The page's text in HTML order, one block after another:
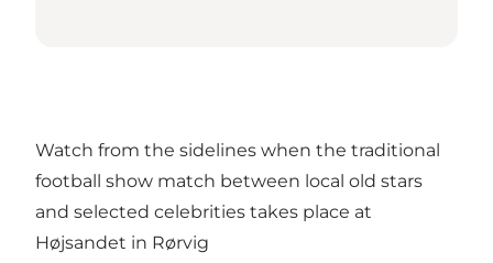
Watch from the sidelines when the traditional
football show match between local old stars
and selected celebrities takes place at
Højsandet in Rørvig